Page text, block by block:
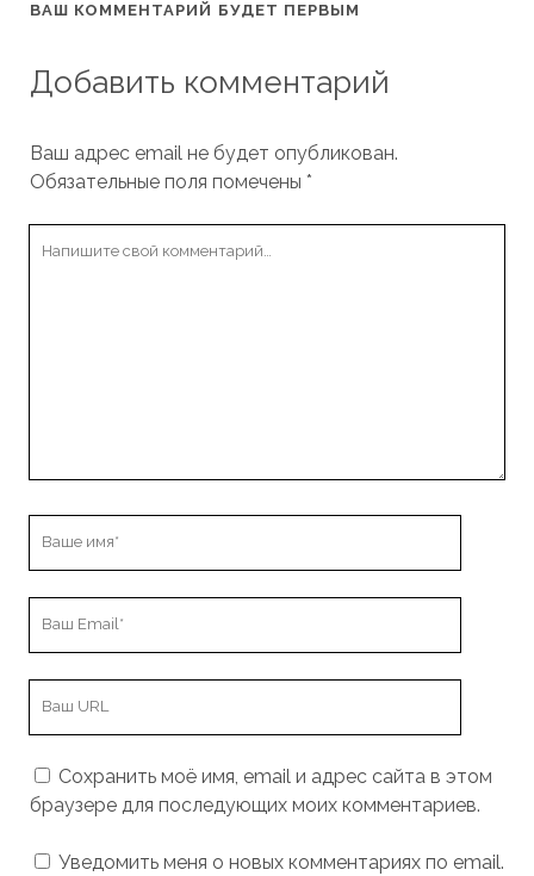
ВАШ КОММЕНТАРИЙ БУДЕТ ПЕРВЫМ
Добавить комментарий
Ваш адрес email не будет опубликован.
Обязательные поля помечены *
Сохранить моё имя, email и адрес сайта в этом
браузере для последующих моих комментариев.
Уведомить меня о новых комментариях по email.